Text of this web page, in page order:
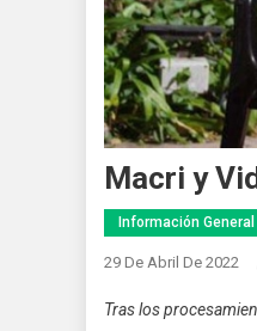
Macri y
Información General
29 De Abril De 2022
Tras los